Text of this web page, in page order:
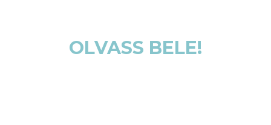
OLVASS BELE!